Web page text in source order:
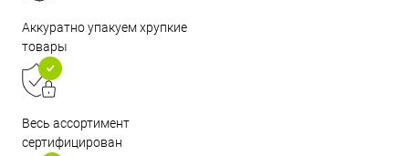
Аккуратно упакуем хрупкие
товары
Весь ассортимент
сертифицирован